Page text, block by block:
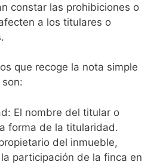
constar las prohibiciones o
a los titulares o
que recoge la nota simple
El nombre del titular o
forma de la titularidad.
del inmueble,
participación de la finca en